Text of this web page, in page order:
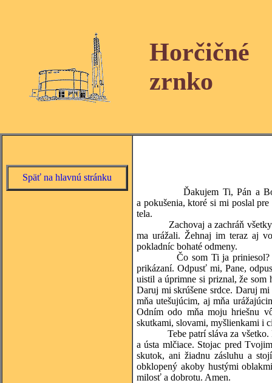
Horčičné
zrnko
Späť na hlavnú stránku
Ďakujem Ti, Pán a
a pokušenia, ktoré si mi poslal
tela.
Zachovaj a zachráň
ma urážali. Žehnaj im teraz aj
pokladníc bohaté odmeny.
Čo som Ti ja
prikázaní. Odpusť mi, Pane,
uistil a úprimne si priznal, že
Daruj mi skrúšene srdce. Daruj
mňa utešujúcim, aj mňa
Odním odo mňa moju hriešnu
skutkami, slovami, myšlienkami i
Tebe patrí sláva za
a ústa mlčiace. Stojac pred
skutok, ani žiadnu zásluhu a
obklopený akoby hustými
milosť a dobrotu. Amen.